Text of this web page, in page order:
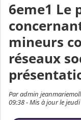
6eme1 Le
mineurs
réseaux
Par admin
09:38 - Mis à jour le